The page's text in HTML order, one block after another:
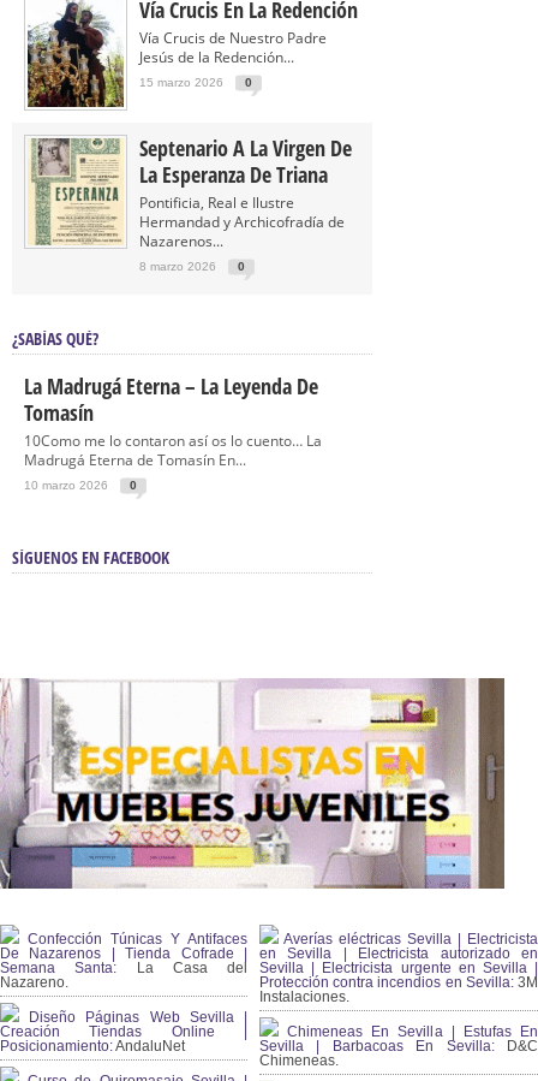
Vía Crucis En La Redención
Vía Crucis de Nuestro Padre
Jesús de la Redención...
15 marzo 2026 0
Septenario A La Virgen De
La Esperanza De Triana
Pontificia, Real e Ilustre
Hermandad y Archicofradía de
Nazarenos...
8 marzo 2026 0
¿SABÍAS QUÉ?
La Madrugá Eterna – La Leyenda De
Tomasín
10Como me lo contaron así os lo cuento… La
Madrugá Eterna de Tomasín En...
10 marzo 2026 0
SÍGUENOS EN FACEBOOK
Confección Túnicas Y Antifaces
De Nazarenos | Tienda Cofrade |
Semana Santa: La Casa del
Nazareno.
Diseño Páginas Web Sevilla |
Creación Tiendas Online |
Posicionamiento:AndaluNet
Averías eléctricas Sevilla | Electricista
en Sevilla | Electricista autorizado en
Sevilla | Electricista urgente en Sevilla |
Protección contra incendios en Sevilla:3M
Instalaciones.
Chimeneas En Sevilla | Estufas En
Sevilla | Barbacoas En Sevilla:D&C
Chimeneas.